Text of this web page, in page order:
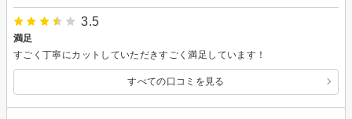
3.5
満足
すごく丁寧にカットしていただきすごく満足しています！
すべての口コミを見る